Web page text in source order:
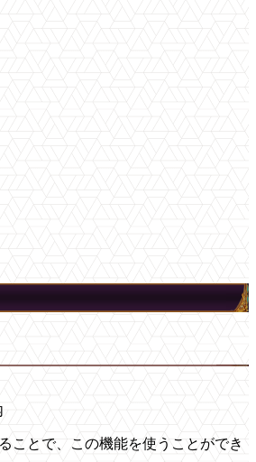
ことで、この機能を使うことができ